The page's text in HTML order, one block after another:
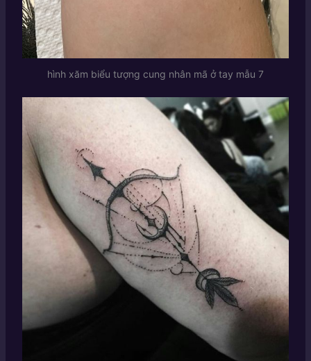
hình xăm biểu tượng cung nhân mã ở tay mẫu 7